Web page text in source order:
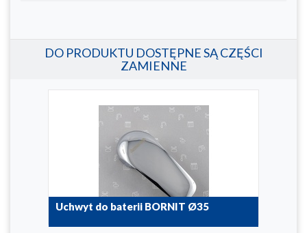
DO PRODUKTU DOSTĘPNE SĄ CZĘŚCI
ZAMIENNE
Uchwyt do baterii BORNIT Ø35